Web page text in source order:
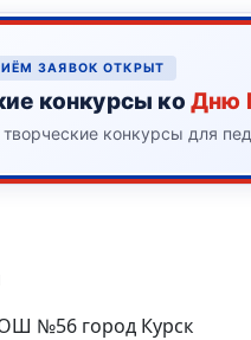
ЗАЯВОК ОТКРЫТ
конкурсы ко Дню
творческие конкурсы для
№56 город Курск